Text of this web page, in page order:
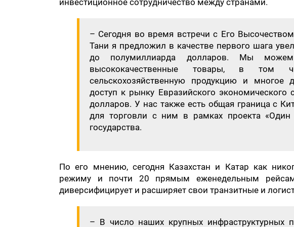
инвестиционное сотрудничество между странами.
– Сегодня во время встречи с Его
Тани я предложил в качестве первого шага
до полумиллиарда долларов. Мы можем
высококачественные товары, в том
сельскохозяйственную продукцию и многое
доступ к рынку Евразийского
долларов. У нас также есть общая граница с
для торговли с ним в рамках проекта
государства.
По его мнению, сегодня Казахстан и Катар как
режиму и почти 20 прямым еженедельным
диверсифицирует и расширяет свои транзитные и
– В число наших крупных инфраструктурных